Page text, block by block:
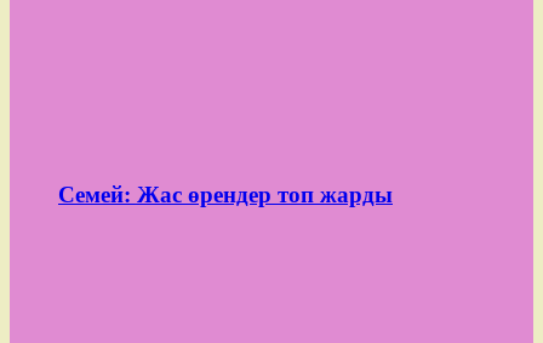
Семей: Жас өрендер топ жарды